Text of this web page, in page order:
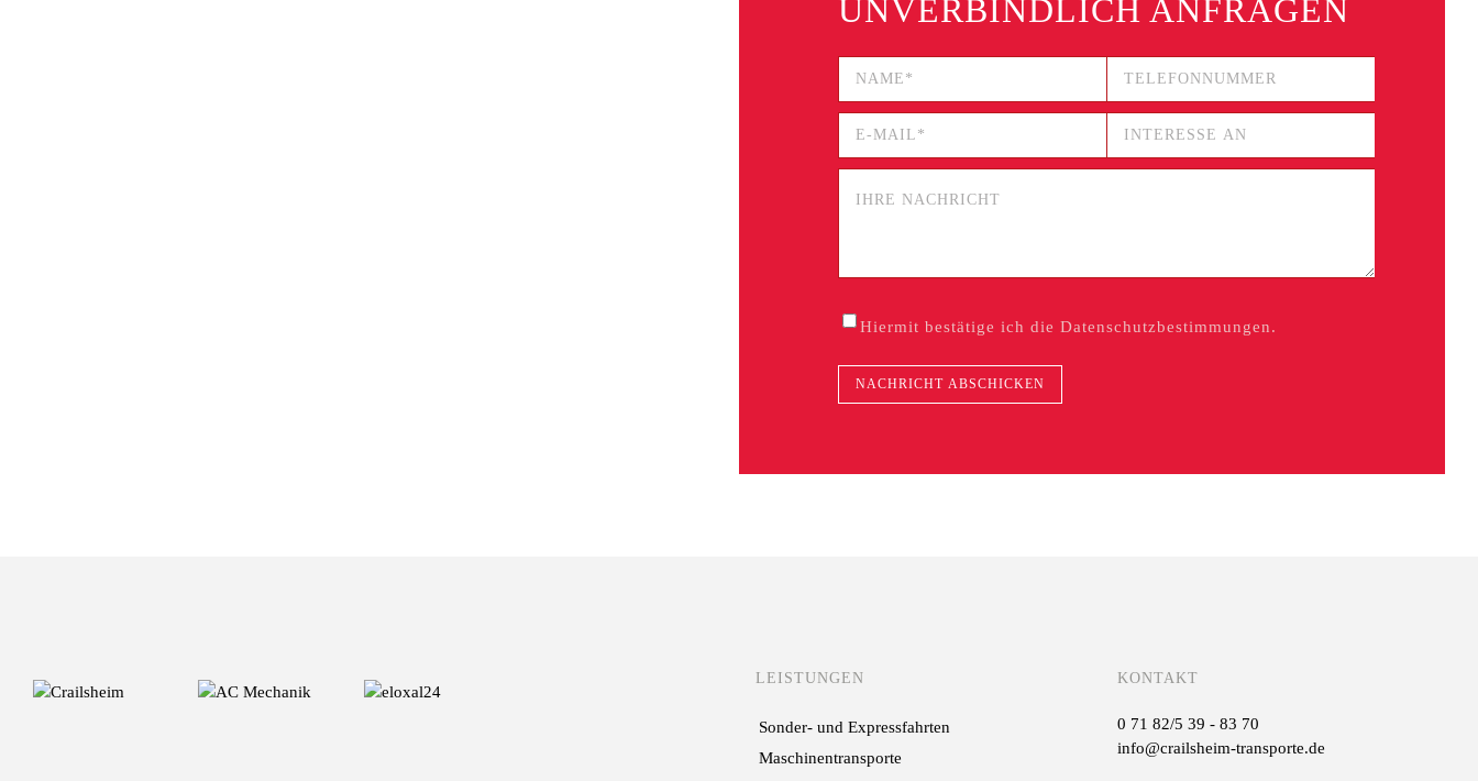
UNVERBINDLICH ANFRAGEN
Hiermit bestätige ich die Datenschutzbestimmungen.
LEISTUNGEN
Sonder- und Expressfahrten
Maschinentransporte
KONTAKT
0 71 82/5 39 - 83 70
info@crailsheim-transporte.de